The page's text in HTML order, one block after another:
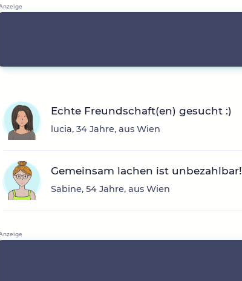
Echte Freundschaft(en) gesucht :)
lucia, 34 Jahre, aus Wien
Gemeinsam lachen ist unbezahlbar!
Sabine, 54 Jahre, aus Wien